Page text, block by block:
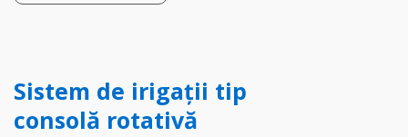
Sistem de irigații tip
consolă rotativă